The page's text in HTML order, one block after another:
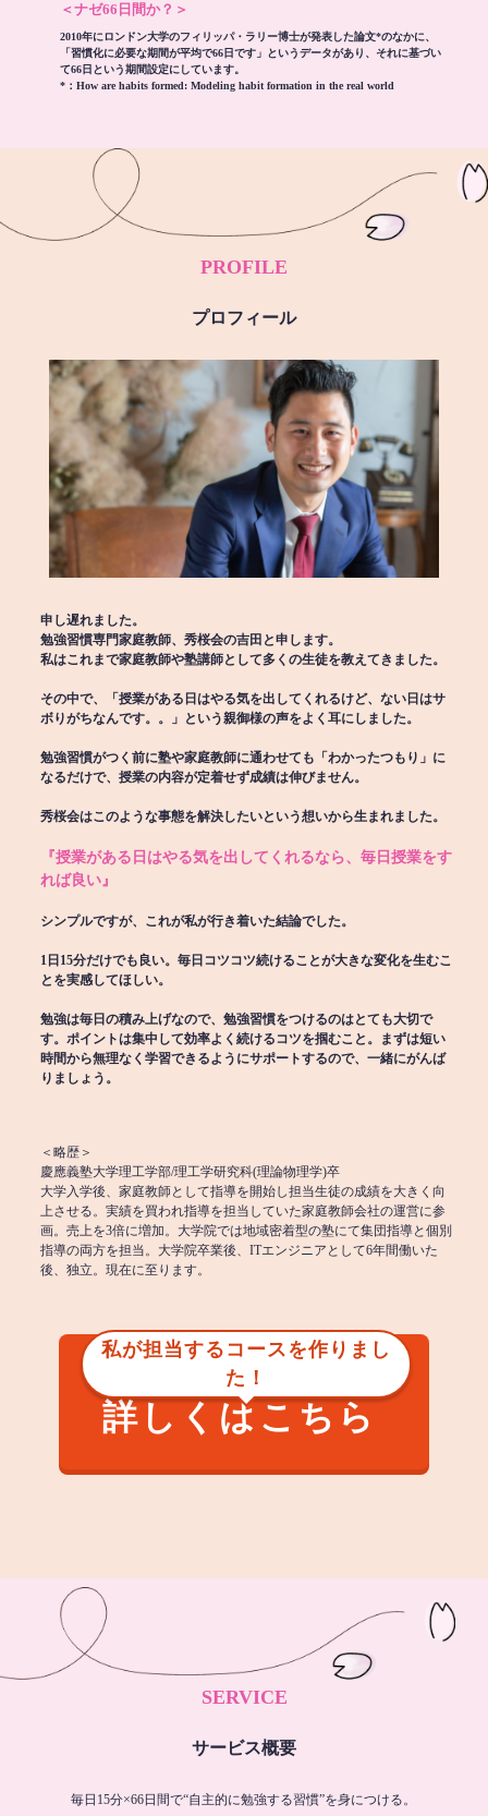
＜ナゼ66日間か？＞
2010年にロンドン大学のフィリッパ・ラリー博士が発表した論文*のなかに、
「習慣化に必要な期間が平均で66日です」というデータがあり、それに基づい
て66日という期間設定にしています。
*： How are habits formed: Modeling habit formation in the real world
PROFILE
プロフィール
申し遅れました。
勉強習慣専門家庭教師、秀桜会の吉田と申します。
私はこれまで家庭教師や塾講師として多くの生徒を教えてきました。
その中で、「授業がある日はやる気を出してくれるけど、ない日はサ
ボりがちなんです。。」という親御様の声をよく耳にしました。
勉強習慣がつく前に塾や家庭教師に通わせても「わかったつもり」に
なるだけで、授業の内容が定着せず成績は伸びません。
秀桜会はこのような事態を解決したいという想いから生まれました。
『授業がある日はやる気を出してくれるなら、毎日授業をす
れば良い』
シンプルですが、これが私が行き着いた結論でした。
1日15分だけでも良い。毎日コツコツ続けることが大きな変化を生むこ
とを実感してほしい。
勉強は毎日の積み上げなので、勉強習慣をつけるのはとても大切で
す。ポイントは集中して効率よく続けるコツを掴むこと。まずは短い
時間から無理なく学習できるようにサポートするので、一緒にがんば
りましょう。
＜略歴＞
慶應義塾大学理工学部/理工学研究科(理論物理学)卒
大学入学後、家庭教師として指導を開始し担当生徒の成績を大きく向
上させる。実績を買われ指導を担当していた家庭教師会社の運営に参
画。売上を3倍に増加。大学院では地域密着型の塾にて集団指導と個別
指導の両方を担当。大学院卒業後、ITエンジニアとして6年間働いた
後、独立。現在に至ります。
私が担当するコースを作りまし
た！
詳しくはこちら
SERVICE
サービス概要
毎日15分×66日間で“自主的に勉強する習慣”を身につける。